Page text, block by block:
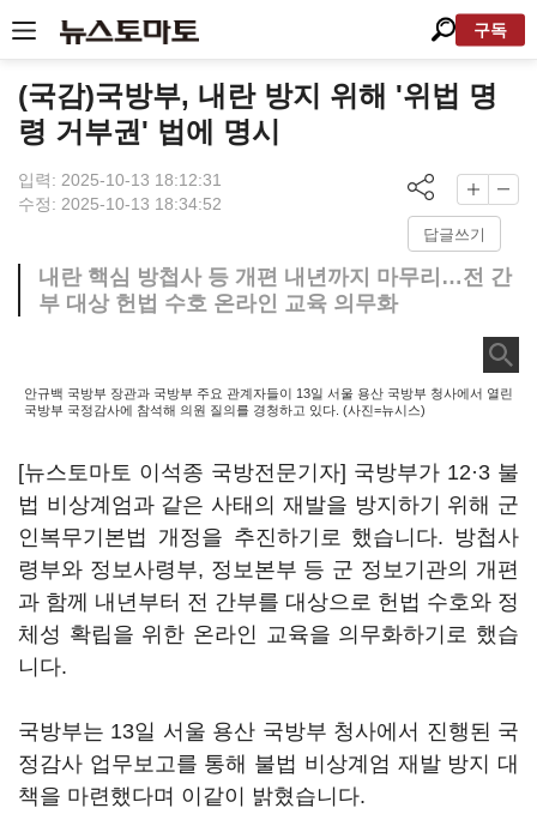
구독
(국감)국방부, 내란 방지 위해 '위법 명
령 거부권' 법에 명시
입력: 2025-10-13 18:12:31
수정: 2025-10-13 18:34:52
답글쓰기
내란 핵심 방첩사 등 개편 내년까지 마무리…전 간
부 대상 헌법 수호 온라인 교육 의무화
안규백 국방부 장관과 국방부 주요 관계자들이 13일 서울 용산 국방부 청사에서 열린
국방부 국정감사에 참석해 의원 질의를 경청하고 있다. (사진=뉴시스)
[뉴스토마토 이석종 국방전문기자] 국방부가 12·3 불
법 비상계엄과 같은 사태의 재발을 방지하기 위해 군
인복무기본법 개정을 추진하기로 했습니다. 방첩사
령부와 정보사령부, 정보본부 등 군 정보기관의 개편
과 함께 내년부터 전 간부를 대상으로 헌법 수호와 정
체성 확립을 위한 온라인 교육을 의무화하기로 했습
니다.
국방부는 13일 서울 용산 국방부 청사에서 진행된 국
정감사 업무보고를 통해 불법 비상계엄 재발 방지 대
책을 마련했다며 이같이 밝혔습니다.